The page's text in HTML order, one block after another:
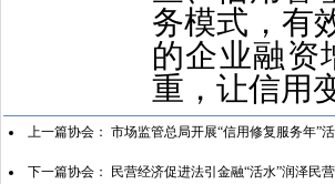
务模式，有
的企业融资
重，让信用
上一篇协会： 市场监管总局开展“信用修复服务年”
下一篇协会： 民营经济促进法引金融“活水”润泽民